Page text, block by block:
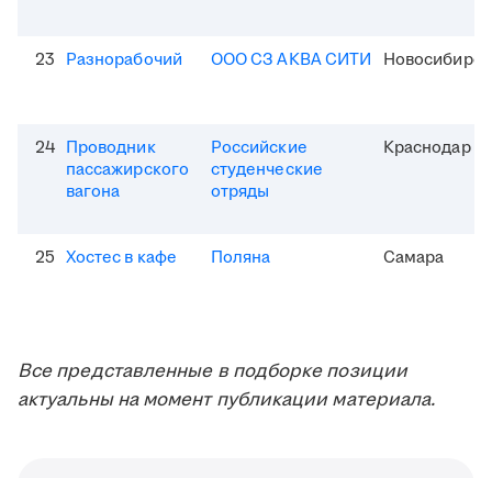
23 Разнорабочий ООО СЗ АКВА СИТИ Новосибирск
24 Проводник
пассажирского
вагона
Российские
студенческие
отряды
Краснодар
25 Хостес в кафе Поляна Самара
Все представленные в подборке позиции
актуальны на момент публикации материала.